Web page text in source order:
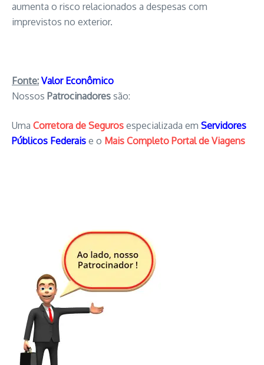
aumenta o risco relacionados a despesas com
imprevistos no exterior.
Fonte: Valor Econômico
Nossos Patrocinadores são:
Uma Corretora de Seguros especializada em Servidores
Públicos Federais e o Mais Completo Portal de Viagens